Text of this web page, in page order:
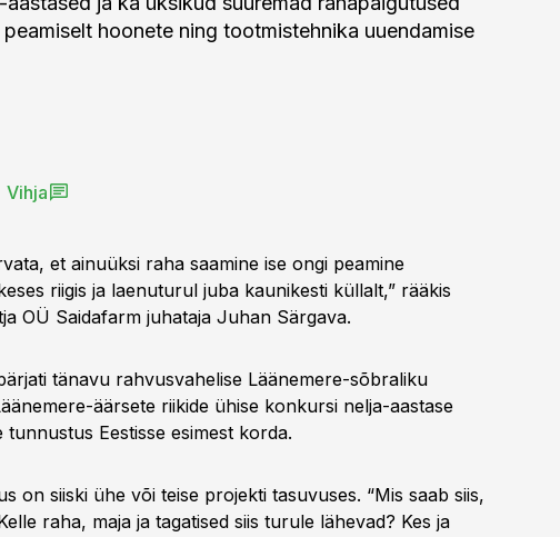
hoonete ning tootmistehnika uuendamise
Vihja
et ainuüksi raha saamine ise ongi peamine
riigis ja laenuturul juba kaunikesti küllalt,” rääkis
OÜ Saidafarm juhataja Juhan Särgava.
tänavu rahvusvahelise Läänemere-sõbraliku
äärsete riikide ühise konkursi nelja-aastase
Eestisse esimest korda.
on siiski ühe või teise projekti tasuvuses. “Mis saab siis,
raha, maja ja tagatised siis turule lähevad? Kes ja